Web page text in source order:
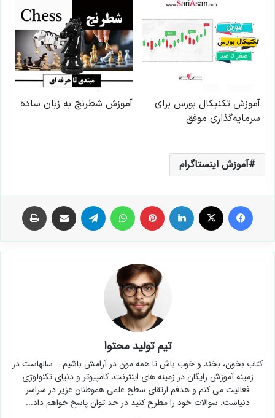
آموزش اینستاگرام
فیس بوک X لینکدین ‫پین‌ترستواتس آپ تلگرام اشتراک گذاری از طریق ایمیل چاپ
تیم تولید محتوا
کتاب بخون، بخند و خوب باش تا همه مون در آرامش باشیم... سالهاست در
زمینه آموزش رایگان در زمینه های اینترنت، کامپیوتر و دنیای تکنولوژی
فعالیت می کنم و هدفم ارتقای سطح علمی هموطنان عزیز در سراسر
دنیاست. سوالات خود را مطرح کنید در حد توان پاسخ خواهم داد...